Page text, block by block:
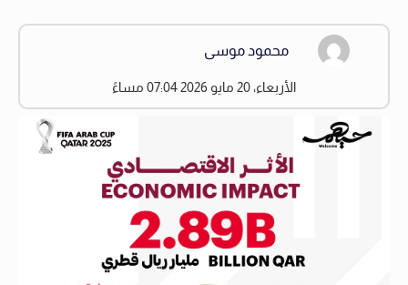
محمود موسى
الأربعاء، 20 مايو 2026 07:04 مساءً